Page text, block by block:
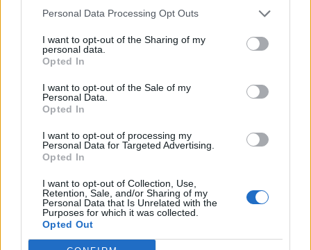
Personal Data Processing Opt Outs
I want to opt-out of the Sharing of my
personal data.
Opted In
I want to opt-out of the Sale of my
Personal Data.
Opted In
I want to opt-out of processing my
Personal Data for Targeted Advertising.
Opted In
I want to opt-out of Collection, Use,
Retention, Sale, and/or Sharing of my
Personal Data that Is Unrelated with the
Purposes for which it was collected.
Opted Out
de 1.892, Decreto de Aplicación de 1.942, Ley de Noviembre de
de 1.975 y demás disposiciones concordantes en las que
establecen que los aparatos de medida deformables con el
verificación individualizada, en éste caso de cada conjunto de
antena, equipo medidor y fotográfico.
Le sea confirmado conforme a lo previsto en la Ley de
existencia del expediente de denuncia expresado y además
adjuntando los siguientes datos, relativos a los citados aparatos.
( hay algunos datos que ya te han notificado por lo que no tienes
que pedirlos)